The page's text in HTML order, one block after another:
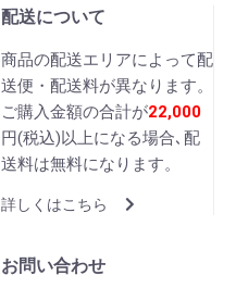
配送について
商品の配送エリアによって配
送便・配送料が異なります。
ご購入金額の合計が22,000
円(税込)以上になる場合､配
送料は無料になります。
詳しくはこちら
お問い合わせ